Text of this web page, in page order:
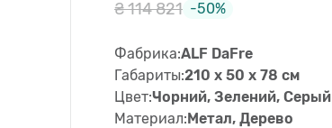
₴ 114 821 -50%
Фабрика:ALF DaFre
Габариты:210 x 50 x 78 см
Цвет:Чорний, Зелений, Серый
Материал:Метал, Дерево